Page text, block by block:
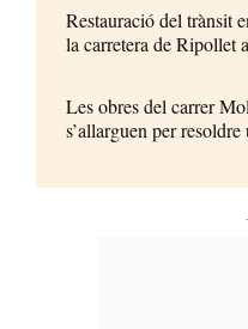
Restauració del trànsit
la carretera de Ripollet
Les obres del carrer
s’allarguen per